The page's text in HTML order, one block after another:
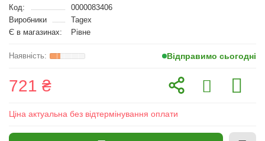
Код:
0000083406
Виробники
Tagex
Є в магазинах:
Рівне
Відправимо сьогодні
721 ₴
Ціна актуальна без відтермінування оплати